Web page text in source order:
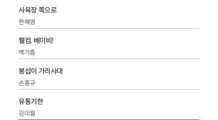
사육장 쪽으로
편혜영
웰컴, 베이비!
백가흠
봉섭이 가라사대
손홍규
유통기한
김미월